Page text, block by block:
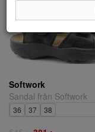
Softwork
Sandal från Softwork
36 37 38